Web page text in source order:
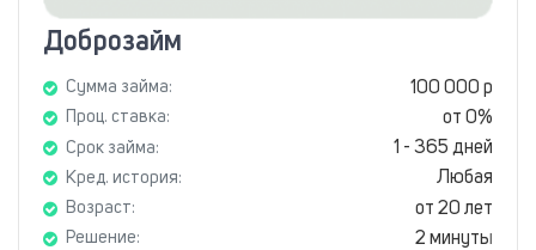
Доброзайм
Сумма займа: 100 000 р
Проц. ставка: от 0%
Срок займа: 1 - 365 дней
Кред. история: Любая
Возраст: от 20 лет
Решение: 2 минуты